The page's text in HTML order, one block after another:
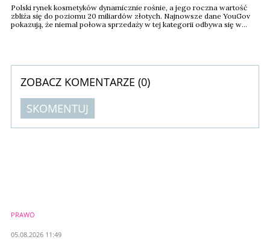
Polski rynek kosmetyków dynamicznie rośnie, a jego roczna wartość
zbliża się do poziomu 20 miliardów złotych. Najnowsze dane YouGov
pokazują, że niemal połowa sprzedaży w tej kategorii odbywa się w
ZOBACZ KOMENTARZE (0)
SKOMENTUJ
PRAWO
05.08.2026 11:49